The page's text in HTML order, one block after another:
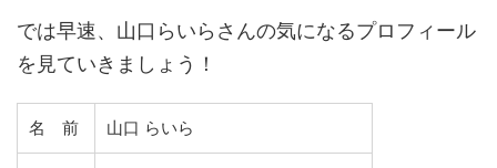
では早速、山口らいらさんの気になるプロフィール
を見ていきましょう！
名 前 山口 らいら